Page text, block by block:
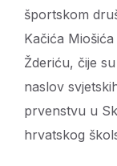
športskom
Kačića
Žderiću, čije
naslov
prvenstvu u
hrvatskog